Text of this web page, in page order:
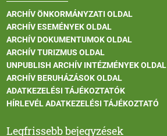
ARCHÍV ÖNKORMÁNYZATI OLDAL
ARCHÍV ESEMÉNYEK OLDAL
ARCHÍV DOKUMENTUMOK OLDAL
ARCHÍV TURIZMUS OLDAL
UNPUBLISH ARCHÍV INTÉZMÉNYEK OLDAL
ARCHÍV BERUHÁZÁSOK OLDAL
ADATKEZELÉSI TÁJÉKOZTATÓK
HÍRLEVÉL ADATKEZELÉSI TÁJÉKOZTATÓ
Legfrissebb bejegyzések